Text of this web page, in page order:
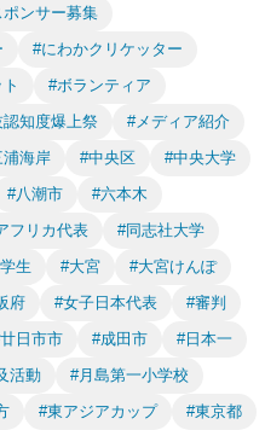
ポンサー募集
#にわかクリケッター
#ボランティア
知度爆上祭
#メディア紹介
浦海岸 #中央区
#中央大学
#八潮市
#六本木
フリカ代表
#同志社大学
生 #大宮
#大宮けんぽ
府 #女子日本代表
#審判
日市市 #成田市
#日本一
活動
#月島第一小学校
#東アジアカップ
#東京都